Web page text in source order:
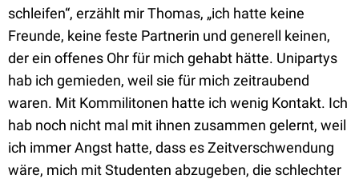
schleifen“, erzählt mir Thomas, „ich hatte keine
Freunde, keine feste Partnerin und generell keinen,
der ein offenes Ohr für mich gehabt hätte. Unipartys
hab ich gemieden, weil sie für mich zeitraubend
waren. Mit Kommilitonen hatte ich wenig Kontakt. Ich
hab noch nicht mal mit ihnen zusammen gelernt, weil
ich immer Angst hatte, dass es Zeitverschwendung
wäre, mich mit Studenten abzugeben, die schlechter